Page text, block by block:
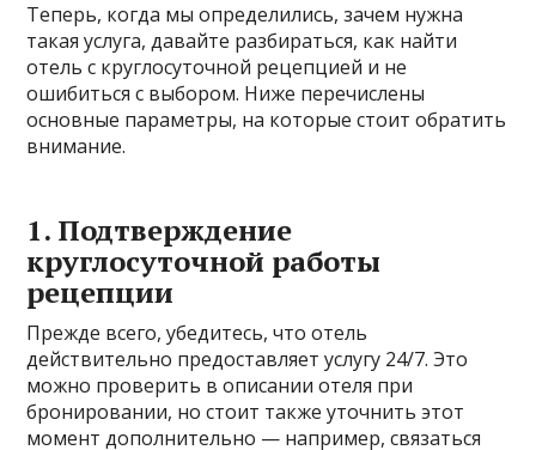
Теперь, когда мы определились, зачем нужна
такая услуга, давайте разбираться, как найти
отель с круглосуточной рецепцией и не
ошибиться с выбором. Ниже перечислены
основные параметры, на которые стоит обратить
внимание.
1. Подтверждение
круглосуточной работы
рецепции
Прежде всего, убедитесь, что отель
действительно предоставляет услугу 24/7. Это
можно проверить в описании отеля при
бронировании, но стоит также уточнить этот
момент дополнительно — например, связаться